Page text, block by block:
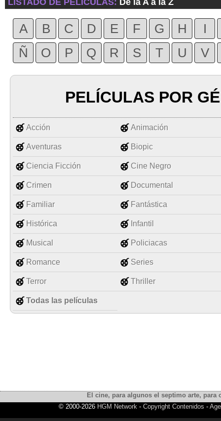
LISTADO DE PELICULAS: De la A a la Z
A B C D E F G H
I
Ñ
O P Q R S T U V
PELÍCULAS POR
Acción Animación
Aventuras Biopic
Ciencia Ficción Cine Negro
Crimen Documental
Familiar Fantástica
Histórica Infantil
Musical Policiacas
Romance Series
Terror Thriller
Todas las películas
El cine, para algunos el septimo arte,
© 2000-2026 HGM Network - Copyright Contenidos -